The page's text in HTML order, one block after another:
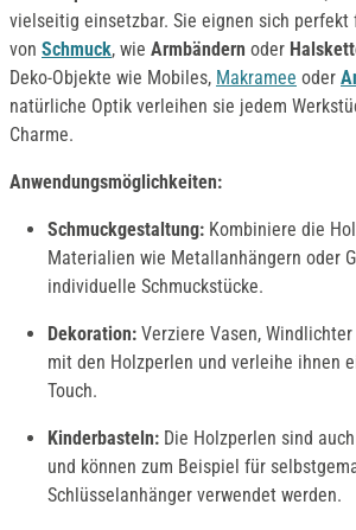
vielseitig einsetzbar. Sie eignen sich perfekt
von Schmuck, wie Armbändern oder
Deko-Objekte wie Mobiles, Makramee oder
natürliche Optik verleihen sie jedem
Charme.
Anwendungsmöglichkeiten:
Schmuckgestaltung: Kombiniere die
Materialien wie Metallanhängern oder
individuelle Schmuckstücke.
Dekoration: Verziere Vasen,
mit den Holzperlen und verleihe ihnen
Touch.
Kinderbasteln: Die Holzperlen sind
und können zum Beispiel für
Schlüsselanhänger verwendet werden.